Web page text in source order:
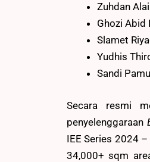
Zuhdan
Ghozi Abid
Slamet
Yudhis
Sandi
Secara resmi
penyelenggaraan
IEE Series 2024
34,000+ sqm